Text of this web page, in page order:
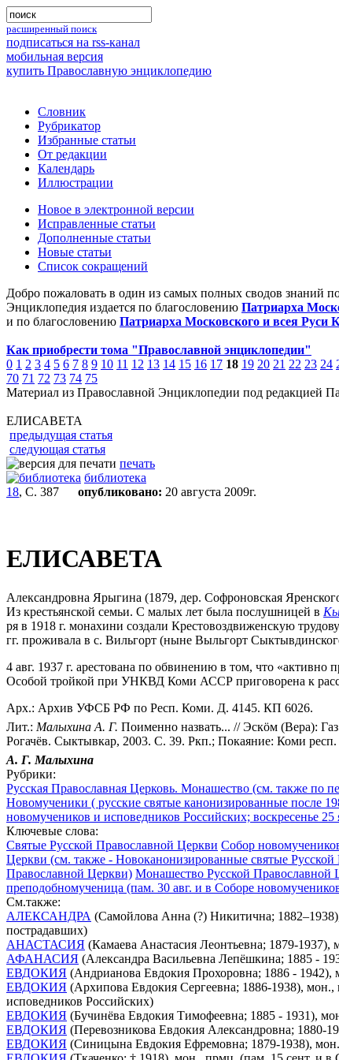
расширенный поиск
подписаться на rss-канал
мобильная версия
купить Православную энциклопедию
Словник
Рубрикатор
Избранные статьи
От редакции
Календарь
Иллюстрации
Новое в электронной версии
Исправленные статьи
Дополненные статьи
Новые статьи
Список сокращений
Добро пожаловать в один из самых полных сводов знаний
Энциклопедия издается по благословению Патриарха
и по благословению Патриарха Московского и всея Руси
Как приобрести тома "Православной энциклопедии"
0 1 2 3 4 5 6 7 8 9 10 11 12 13 14 15 16 17 18 19 20 21 22 23 24
70 71 72 73 74 75
Материал из Православной Энциклопедии под редакцией
ЕЛИСАВЕТА
предыдущая статья
следующая статья
печать
библиотека
18, С. 387 опубликовано: 20 августа 2009г.
ЕЛИСАВЕТА
Александровна Ярыгина (1879, дер. Софроновская
Из крестьянской семьи. С малых лет была послушницей в
ря в 1918 г. монахини создали Крестовоздвиженскую
гг. проживала в с. Вильгорт (ныне Выльгорт
4 авг. 1937 г. арестована по обвинению в том, что
Особой тройкой при УНКВД Коми АССР приговорена к
Арх.: Архив УФСБ РФ по Респ. Коми. Д. 4145. КП 6026.
Лит.: Малыхина А. Г. Поименно назвать... // Эскöм (Вера):
Рогачёв. Сыктывкар, 2003. С. 39. Ркп.; Покаяние: Коми
А. Г. Малыхина
Рубрики:
Русская Православная Церковь. Монашество (см. также по
Новомученики ( русские святые канонизированные после
новомучеников и исповедников Российских; воскресенье
Ключевые слова:
Святые Русской Православной Церкви Собор
Церкви (см. также - Новоканонизированные святые
Православной Церкви) Монашество Русской Православной
преподобномученица (пам. 30 авг. и в Соборе
См.также:
АЛЕКСАНДРА (Самойлова Анна (?) Никитична;
пострадавших)
АНАСТАСИЯ (Камаева Анастасия Леонтьевна; 1879-
АФАНАСИЯ (Александра Васильевна Лепёшкина; 1885 -
ЕВДОКИЯ (Андрианова Евдокия Прохоровна; 1886 -
ЕВДОКИЯ (Архипова Евдокия Сергеевна; 1886-1938),
исповедников Российских)
ЕВДОКИЯ (Бучинёва Евдокия Тимофеевна; 1885 - 1931),
ЕВДОКИЯ (Перевозникова Евдокия Александровна; 1880-
ЕВДОКИЯ (Синицына Евдокия Ефремовна; 1879-1938),